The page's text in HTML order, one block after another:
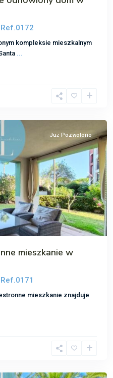
Ref.0172
kompleksie mieszkalnym
...
Już Pozwolono
mieszkanie w
Ref.0171
mieszkanie znajduje